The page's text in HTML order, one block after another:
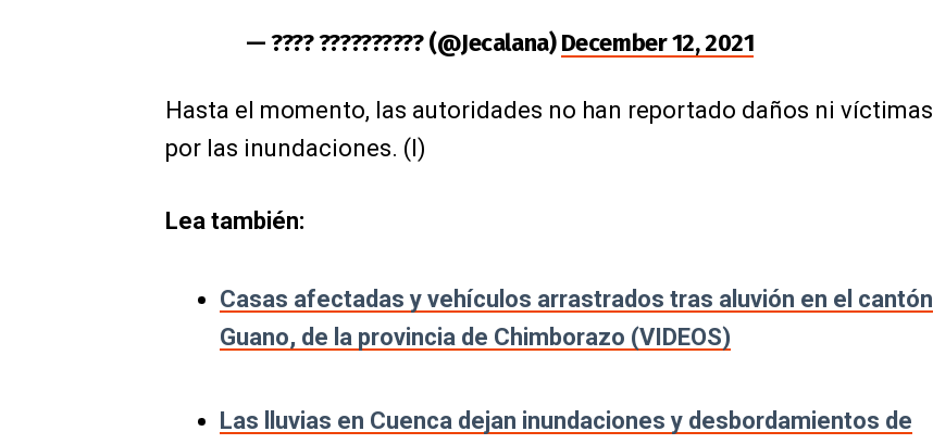
— ???? ?????????? (@Jecalana)December 12, 2021
Hasta el momento, las autoridades no han reportado daños ni víctimas
por las inundaciones. (I)
Lea también:
Casas afectadas y vehículos arrastrados tras aluvión en el cantón
Guano, de la provincia de Chimborazo (VIDEOS)
Las lluvias en Cuenca dejan inundaciones y desbordamientos de